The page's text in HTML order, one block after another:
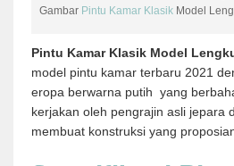
Gambar Pintu Kamar Klasik Model
Pintu Kamar Klasik Model
model pintu kamar terbaru 2021
eropa berwarna putih yang
kerjakan oleh pengrajin asli jepara
membuat konstruksi yang